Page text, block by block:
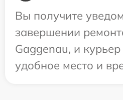
Вы получите
завершении
Gaggenau, и
удобное место и